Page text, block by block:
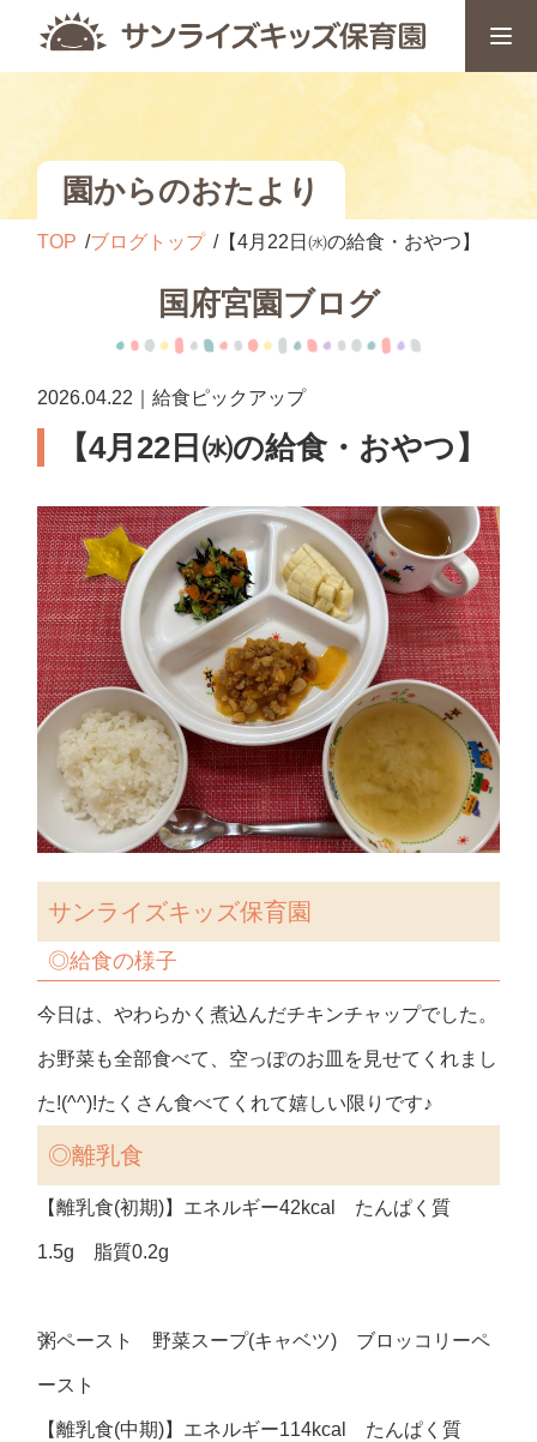
園からのおたより
TOP ブログトップ 【4月22日㈬の給食・おやつ】
国府宮園ブログ
2026.04.22｜給食ピックアップ
【4月22日㈬の給食・おやつ】
サンライズキッズ保育園
◎給食の様子
今日は、やわらかく煮込んだチキンチャップでした。
お野菜も全部食べて、空っぽのお皿を見せてくれまし
た!(^^)!たくさん食べてくれて嬉しい限りです♪
◎離乳食
【離乳食(初期)】エネルギー42kcal たんぱく質
1.5g 脂質0.2g
粥ペースト 野菜スープ(キャベツ) ブロッコリーペ
ースト
【離乳食(中期)】エネルギー114kcal たんぱく質